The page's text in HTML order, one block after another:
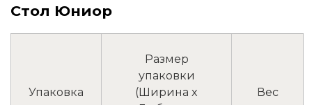
Стол Юниор
Упаковка
Размер
упаковки
(Ширина x
Вес